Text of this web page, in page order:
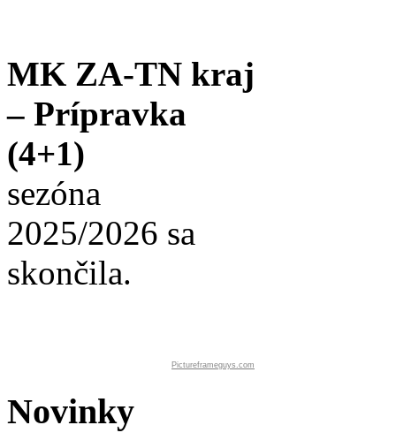
MK ZA-TN kraj
– Prípravka
(4+1)
sezóna
2025/2026 sa
skončila.
Pictureframeguys.com
Novinky